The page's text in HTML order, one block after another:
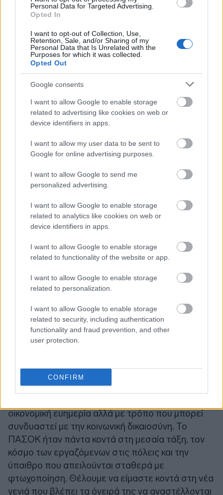
Personal Data for Targeted Advertising.
Opted In
I want to opt-out of Collection, Use,
Retention, Sale, and/or Sharing of my
Personal Data that Is Unrelated with the
Purposes for which it was collected.
Opted Out
Google consents
I want to allow Google to enable storage
related to advertising like cookies on web or
device identifiers in apps.
I want to allow my user data to be sent to
Google for online advertising purposes.
I want to allow Google to send me
personalized advertising.
I want to allow Google to enable storage
related to analytics like cookies on web or
device identifiers in apps.
I want to allow Google to enable storage
related to functionality of the website or app.
I want to allow Google to enable storage
related to personalization.
I want to allow Google to enable storage
related to security, including authentication
functionality and fraud prevention, and other
user protection.
CONFIRM
ΕΡ: Δηλώνετε σταθερά στη θέση πως για να
προκύψει κυβερνητική λύση μετά τις εκλογές
της απλής αναλογικής θα καταθέσετε τη δική
σας πρόταση. Ποια είναι αυτή η πρόταση και
Η πρότασή μας αφορά όλους τους πολίτες. Το
οικονομική ευημερία αλλά με τρόπο που μπορεί
συνδυαστεί με την κοινωνική δικαιοσύνη. Το
ΠΑΣΟΚ ήταν πάντα κοντά στη μεσαία τάξη, τον
κόσμο των εργαζόμενων στις πόλεις και την
ύπαιθρο που απειλούνται σταθερά με
φτωχοποίηση. Θέλουμε να είμαστε κοντά στη νέα
γενιά που βλέπει τα όνειρά της να αναστέλλονται